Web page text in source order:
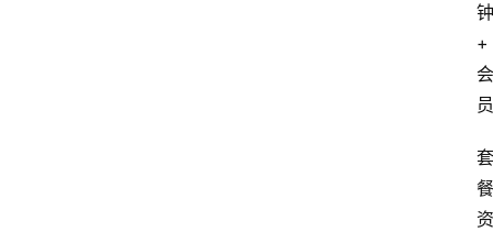
钟
+
会
员
套
餐
资